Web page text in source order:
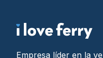
Empresa líder en la